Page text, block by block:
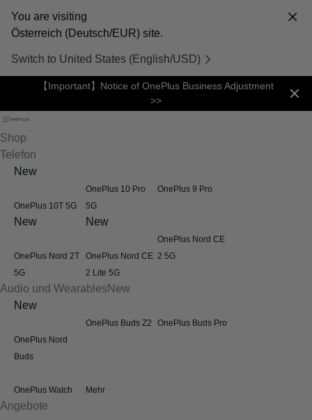
You are visiting
Österreich (Deutsch/EUR) site.
Switch to United States (English/USD)
【Important】Notice of OnePlus Business Adjustment
>>
Shop
Telefon
New
OnePlus 10T 5G
OnePlus 10 Pro
5G
OnePlus 9 Pro
New
OnePlus Nord 2T
5G
New
OnePlus Nord CE
2 Lite 5G
OnePlus Nord CE
2 5G
Audio und Wearables New
New
OnePlus Nord
Buds
OnePlus Buds Z2 OnePlus Buds Pro
OnePlus Watch Mehr
Angebote